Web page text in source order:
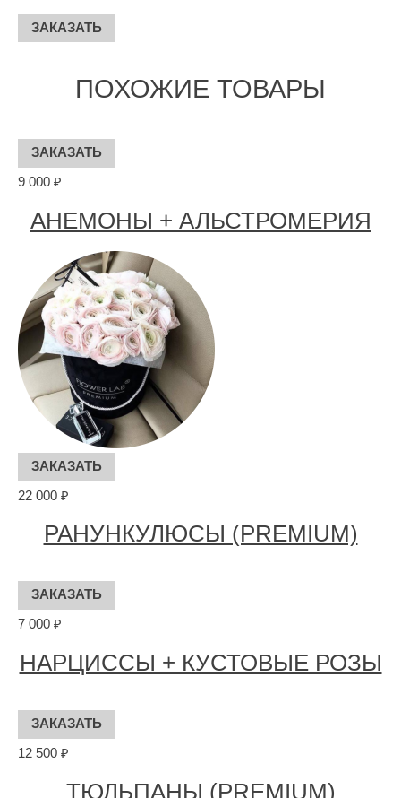
ПОХОЖИЕ ТОВАРЫ
9 000 ₽
АНЕМОНЫ + АЛЬСТРОМЕРИЯ
22 000 ₽
РАНУНКУЛЮСЫ (PREMIUM)
7 000 ₽
НАРЦИССЫ + КУСТОВЫЕ РОЗЫ
12 500 ₽
ТЮЛЬПАНЫ (PREMIUM)